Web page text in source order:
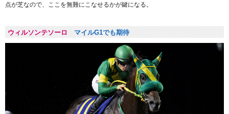
点が芝なので、ここを無難にこなせるかが鍵になる。
ウィルソンテソーロ マイルG1でも期待